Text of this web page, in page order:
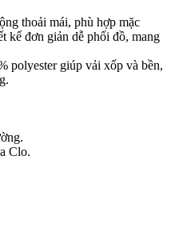
thoải mái, phù hợp mặc
kế đơn giản dễ phối đồ, mang
polyester giúp vải xốp và bền,
Clo.